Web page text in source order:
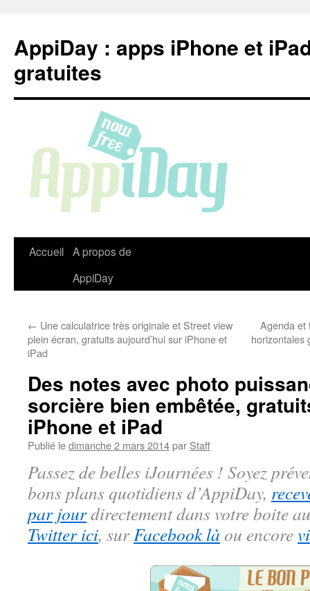
contenu
AppiDay : apps iPhone et
gratuites
Accueil A propos de
AppiDay
← Une calculatrice très originale et Street view
plein écran, gratuits aujourd’hui sur iPhone et
iPad
Agenda et
horizontales
Des notes avec photo
sorcière bien embêtée,
iPhone et iPad
Publié ledimanche 2 mars 2014par Staff
Passez de belles iJournées ! Soyez
bons plans quotidiens d’AppiDay,
par jourdirectement dans votre boite
Twitter ici, surFacebook là ou encore